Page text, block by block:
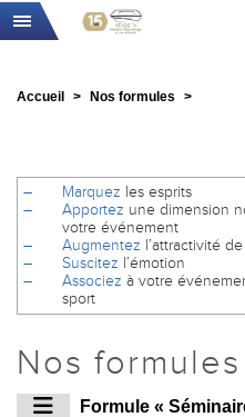
Toggle navigation
Accueil Nos formules
Marquez les esprits
Apportez une dimension
votre événement
Augmentez l’attractivité
Suscitez l’émotion
Associez à votre
sport
Nos formules
Formule «